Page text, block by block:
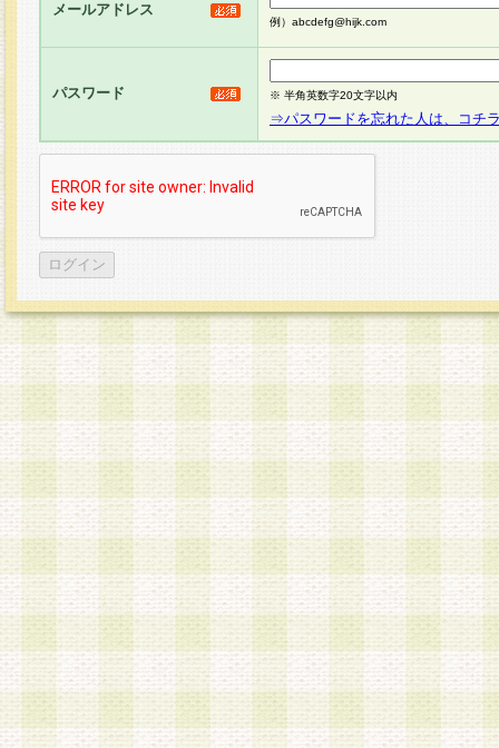
メールアドレス
例）abcdefg@hijk.com
パスワード ※ 半角英数字20文字以内
⇒パスワードを忘れた人は、コチ